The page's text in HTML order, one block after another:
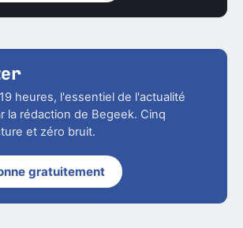
heures, l'essentiel de l'actualité
la rédaction de Begeek. Cinq
et zéro bruit.
gratuitement